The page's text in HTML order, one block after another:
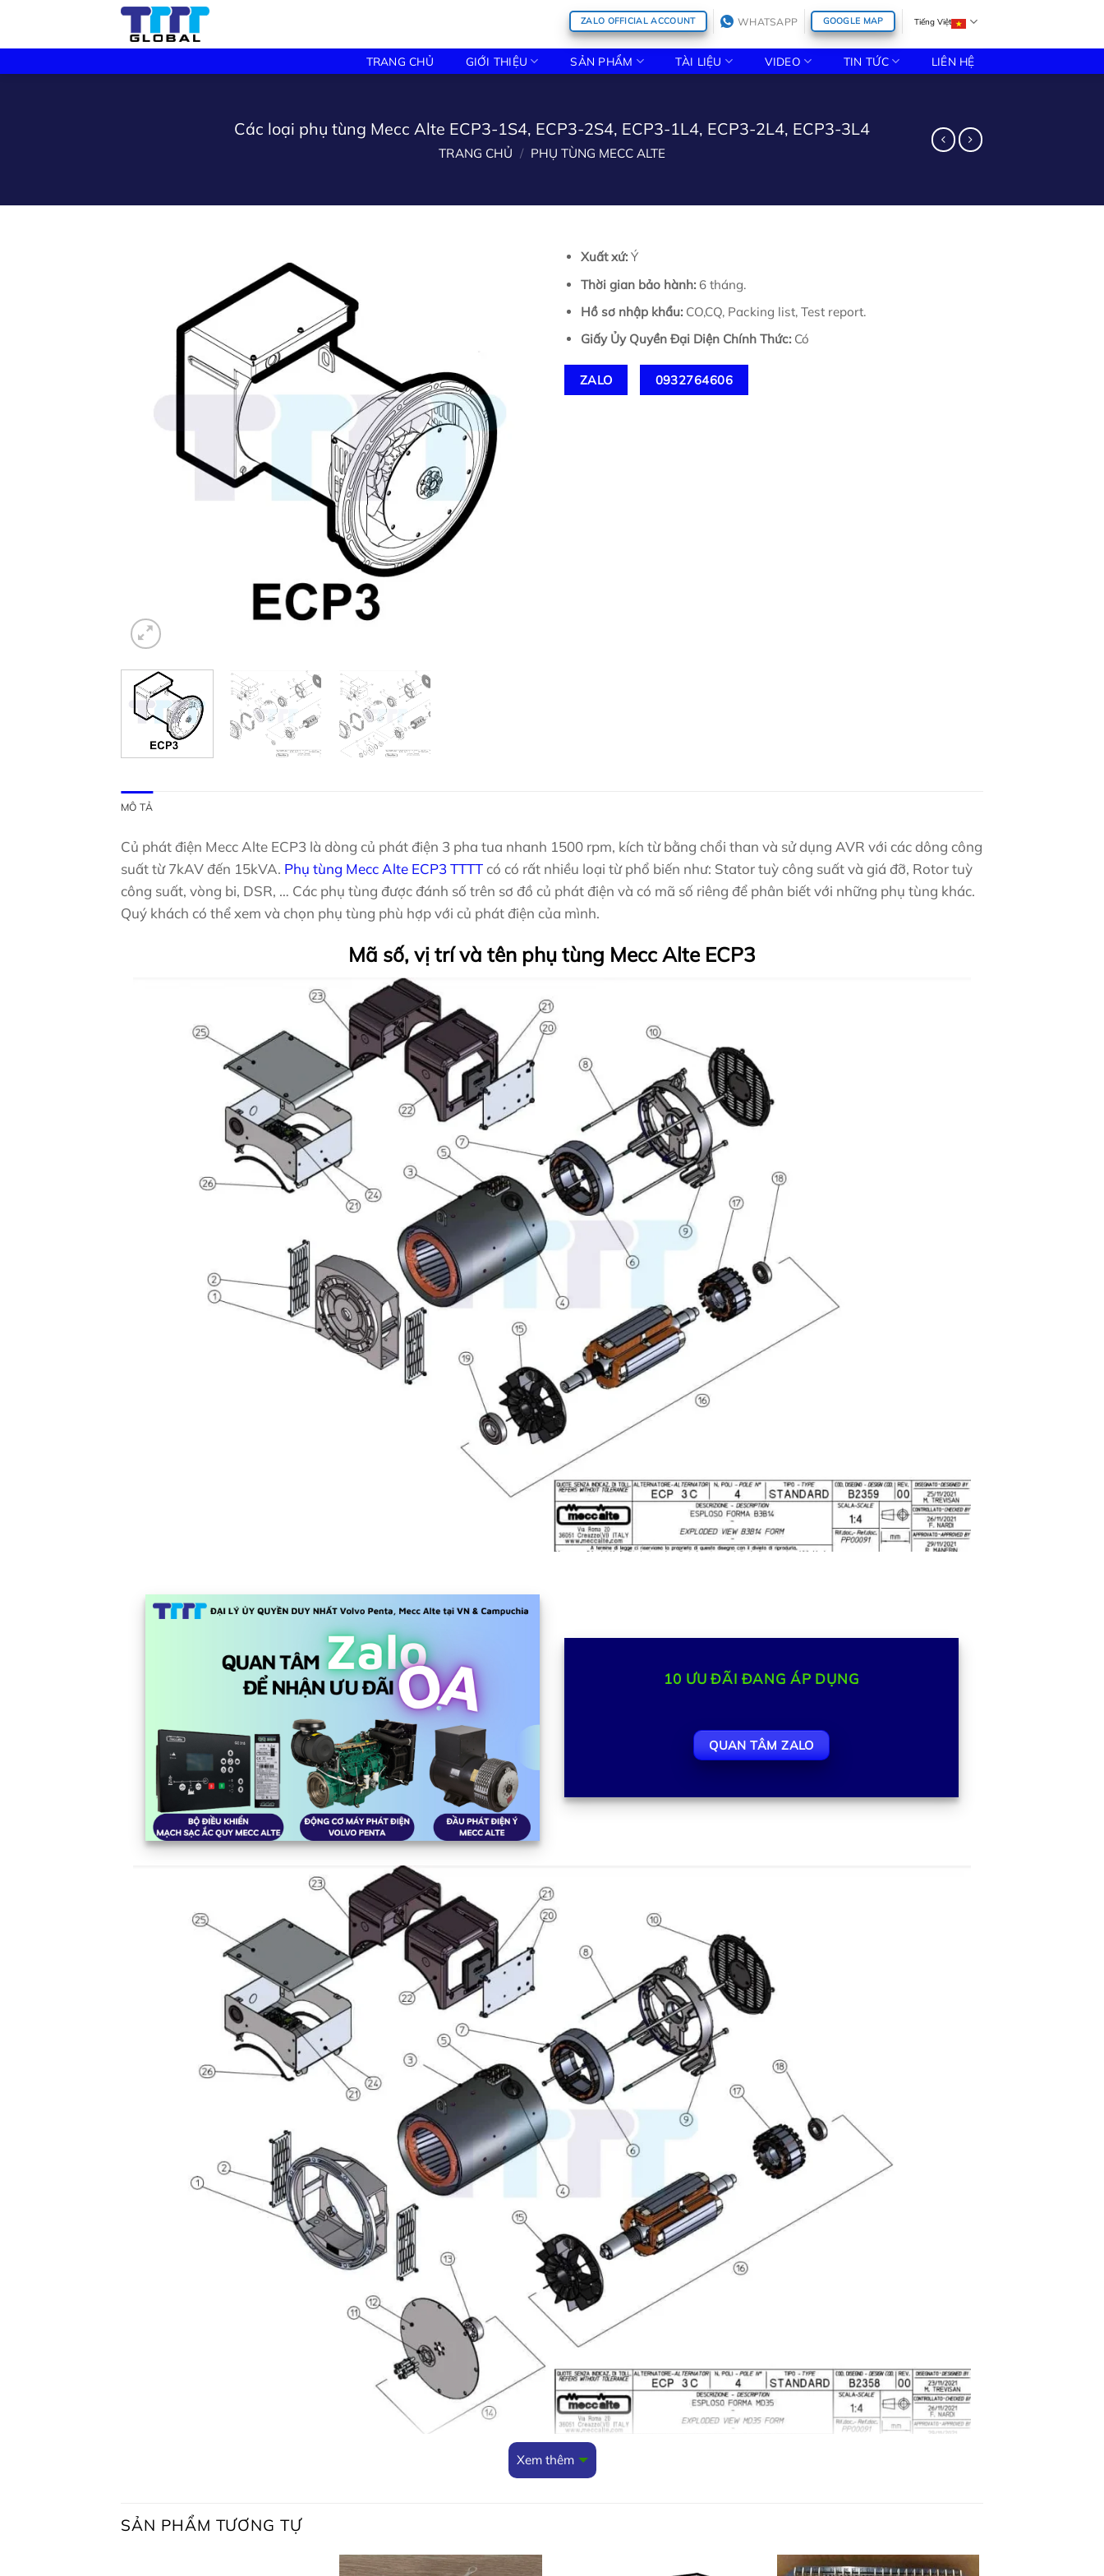
content
ZALO OFFICIAL ACCOUNT WHATSAPP GOOGLE MAP Tiếng Việt
TRANG CHỦ GIỚI THIỆU SẢN PHẨM TÀI LIỆU VIDEO TIN TỨC LIÊN HỆ
Các loại phụ tùng Mecc Alte ECP3-1S4, ECP3-2S4, ECP3-1L4, ECP3-2L4, ECP3-3L4
TRANG CHỦ / PHỤ TÙNG MECC ALTE
Xuất xứ:Ý
Thời gian bảo hành:6 tháng.
Hồ sơ nhập khẩu: CO,CQ, Packing list, Test report.
Giấy Ủy Quyền Đại Diện Chính Thức:Có
ZALO 0932764606
MÔ TẢ
Củ phát điện Mecc Alte ECP3 là dòng củ phát điện 3 pha tua nhanh 1500 rpm, kích từ bằng chổi than và sử dụng AVR với các dông công
suất từ 7kAV đến 15kVA. Phụ tùng Mecc Alte ECP3 TTTTcó có rất nhiều loại từ phổ biến như: Stator tuỳ công suất và giá đỡ, Rotor tuỳ
công suất, vòng bi, DSR, … Các phụ tùng được đánh số trên sơ đồ củ phát điện và có mã số riêng để phân biết với những phụ tùng khác.
Quý khách có thể xem và chọn phụ tùng phù hợp với củ phát điện của mình.
Mã số, vị trí và tên phụ tùng Mecc Alte ECP3
10 ƯU ĐÃI ĐANG ÁP DỤNG
QUAN TÂM ZALO
Tên phụ tùng (vị trí)
Giá đỡ cuối ổ đĩa MD35/ 3 (không sơn) – (1) 6102312035
Xem thêm
SẢN PHẨM TƯƠNG TỰ